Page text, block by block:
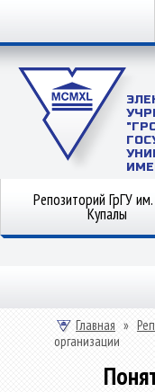
Репозиторий ГрГУ им.
Купалы
Главная »
организации